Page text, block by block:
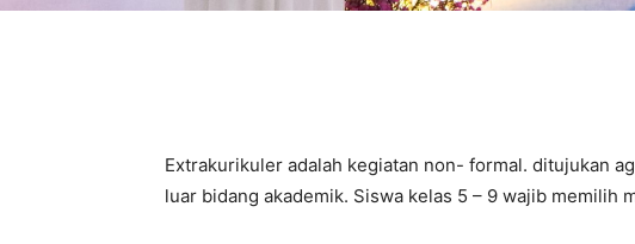
Extrakurikuler adalah kegiatan non- formal. ditujukan
luar bidang akademik. Siswa kelas 5 – 9 wajib memilih